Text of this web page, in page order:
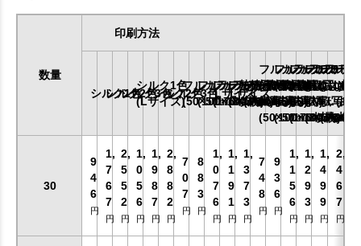
数量
印刷方法
シルク1色
シルク2色
シルク3色
シルク1色
(Lサイズ)
シルク2色 Lサイズ
シルク3色 Lサイズ
フルカラー熱転写SS
(50×50mm以内)
フルカラー熱転写S
(100×100mm以内)
フルカラー熱転写M
(170×170mm以内)
フルカラー熱転写L
(240×200mm以内)
フルカラー熱転写LL
(最大)
フルカラーDTF
(ふちなし)
転写SS
(50×50mm以内)
フルカラーDTF
(ふちなし)
転写S
(100×100mm以
フルカラー
(ふちなし)
転写M
(170×170mm
フルカラ
(ふちなし)
転写L
フルカ
(ふちな
転写LL
(最大)
【1
(白
30
9
4
6
円
1,
7
6
7
円
2,
5
5
2
円
1,
0
5
6
円
1,
9
8
7
円
2,
8
8
2
円
7
0
7
円
8
8
3
円
1,
0
7
6
円
1,
1
9
1
円
1,
3
7
3
円
7
4
8
円
9
3
6
円
1,
1
5
6
円
1,
2
9
3
円
1,
4
9
9
円
2,
4
6
7
円